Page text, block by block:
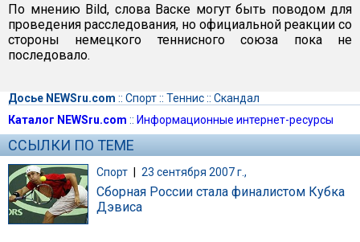
По мнению Bild, слова Васке могут быть поводом для
проведения расследования, но официальной реакции со
стороны немецкого теннисного союза пока не
последовало.
Досье NEWSru.com :: Спорт:: Теннис:: Скандал
Каталог NEWSru.com :: Информационные интернет-ресурсы
ССЫЛКИ ПО ТЕМЕ
Спорт | 23 сентября 2007 г.,
Сборная России стала финалистом Кубка
Дэвиса